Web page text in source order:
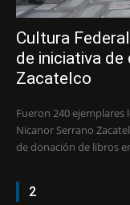
Cultura
de iniciativa
Zacatelco
Fueron 240 ejemplares
Nicanor Serrano Zacatelco, Tlax. Concluyó con gran éxito la campaña
de donación de libros
2